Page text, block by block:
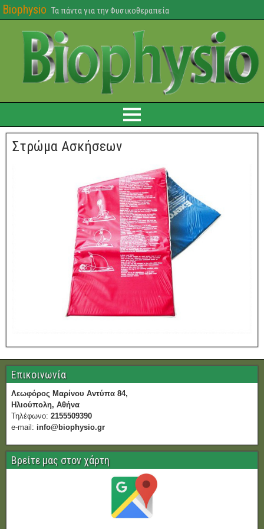
Biophysio Τα πάντα για την Φυσικοθεραπεία
Στρώμα Ασκήσεων
Επικοινωνία
Λεωφόρος Μαρίνου Αντύπα 84,
Ηλιούπολη, Αθήνα
Τηλέφωνο: 2155509390
e-mail: info@biophysio.gr
Βρείτε μας στον χάρτη